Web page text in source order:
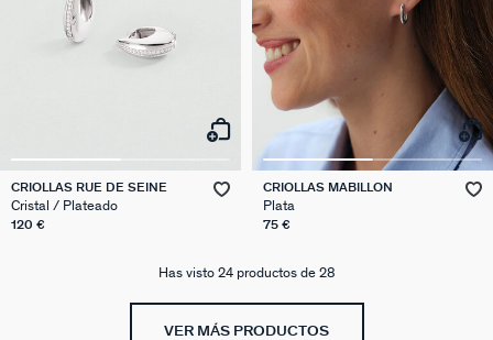
CRIOLLAS RUE DE SEINE
Cristal / Plateado
120 €
CRIOLLAS MABILLON
Plata
75 €
Has visto 24 productos de 28
VER MÁS PRODUCTOS